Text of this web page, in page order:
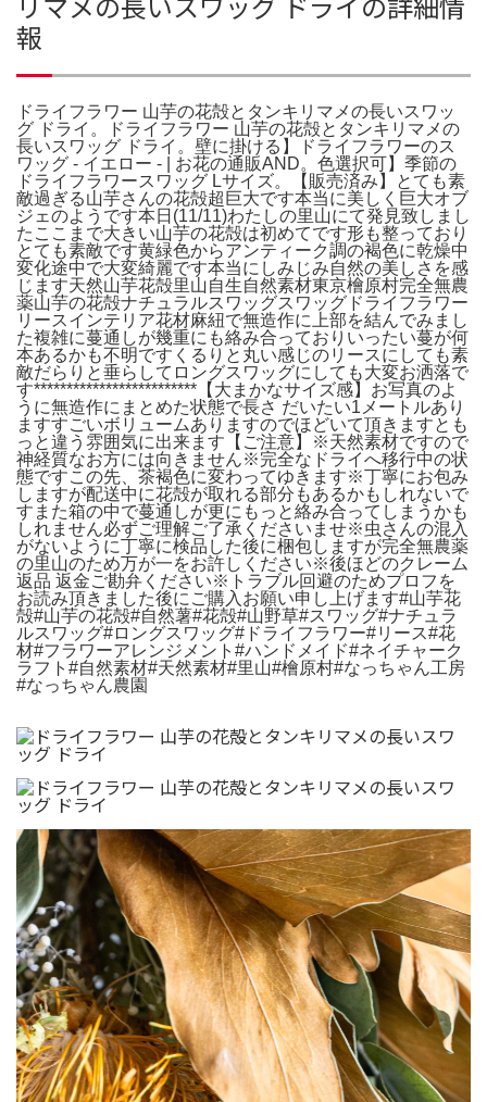
報
ドライフラワー 山芋の花殻とタンキリマメの長いスワッ
グ ドライ。ドライフラワー 山芋の花殻とタンキリマメの
長いスワッグ ドライ。壁に掛ける】ドライフラワーのス
ワッグ - イエロー - | お花の通販AND。色選択可】季節の
ドライフラワースワッグ Lサイズ。【販売済み】とても素
敵過ぎる山芋さんの花殻超巨大です本当に美しく巨大オブ
ジェのようです本日(11/11)わたしの里山にて発見致しまし
たここまで大きい山芋の花殻は初めてです形も整っており
とても素敵です黄緑色からアンティーク調の褐色に乾燥中
変化途中で大変綺麗です本当にしみじみ自然の美しさを感
じます天然山芋花殻里山自生自然素材東京檜原村完全無農
薬山芋の花殻ナチュラルスワッグスワッグドライフラワー
リースインテリア花材麻紐で無造作に上部を結んでみまし
た複雑に蔓通しが幾重にも絡み合っておりいったい蔓が何
本あるかも不明ですくるりと丸い感じのリースにしても素
敵だらりと垂らしてロングスワッグにしても大変お洒落で
す*************************【大まかなサイズ感】お写真のよ
うに無造作にまとめた状態で長さ だいたい1メートルあり
ますすごいボリュームありますのでほどいて頂きますとも
っと違う雰囲気に出来ます【ご注意】※天然素材ですので
神経質なお方には向きません※完全なドライへ移行中の状
態ですこの先、茶褐色に変わってゆきます※丁寧にお包み
しますが配送中に花殻が取れる部分もあるかもしれないで
すまた箱の中で蔓通しが更にもっと絡み合ってしまうかも
しれません必ずご理解ご了承くださいませ※虫さんの混入
がないように丁寧に検品した後に梱包しますが完全無農薬
の里山のため万が一をお許しください※後ほどのクレーム
返品 返金ご勘弁ください※トラブル回避のためプロフを
お読み頂きました後にご購入お願い申し上げます#山芋花
殻#山芋の花殻#自然薯#花殻#山野草#スワッグ#ナチュラ
ルスワッグ#ロングスワッグ#ドライフラワー#リース#花
材#フラワーアレンジメント#ハンドメイド#ネイチャーク
ラフト#自然素材#天然素材#里山#檜原村#なっちゃん工房
#なっちゃん農園